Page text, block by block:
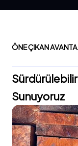
ÖNE ÇIKAN
Sunuyoruz